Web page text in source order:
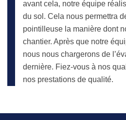
avant cela, notre équipe
du sol. Cela nous permettra
pointilleuse la manière dont
chantier. Après que notre
nous nous chargerons de
dernière. Fiez-vous à nos
nos prestations de qualité.